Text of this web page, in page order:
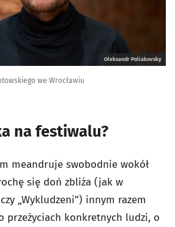
Oleksandr Poliakovsky
we Wrocławiu
na festiwalu?
meandruje swobodnie wokół
się doń zbliża (jak w
„Wykludzeni”) innym razem
przeżyciach konkretnych ludzi, o